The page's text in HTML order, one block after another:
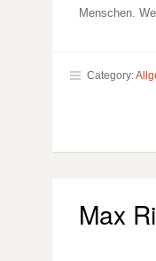
Menschen.
Category:
Max